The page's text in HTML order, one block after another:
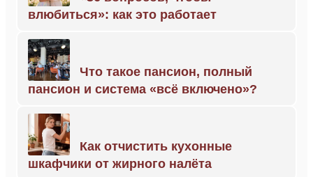
влюбиться»: как это работает
Что такое пансион, полный
пансион и система «всё включено»?
Как отчистить кухонные
шкафчики от жирного налёта